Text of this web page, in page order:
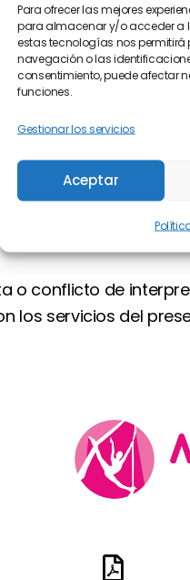
Para ofrecer las mejores
para almacenar y/o acceder a
estas tecnologías nos
navegación o las
consentimiento, puede afectar
funciones.
Gestionar los servicios
Aceptar
de los
o conflicto de
los servicios del